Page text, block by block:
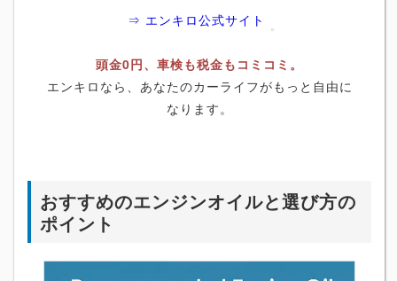
⇒ エンキロ公式サイト
頭金0円、車検も税金もコミコミ。
エンキロなら、あなたのカーライフがもっと自由に
なります。
おすすめのエンジンオイルと選び方の
ポイント